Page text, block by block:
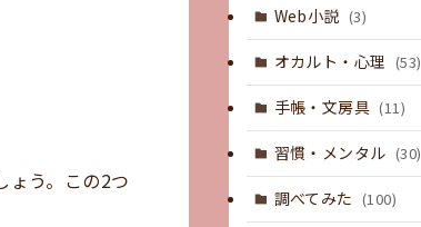
ょう。この2つ
Web小説 (3)
オカルト・心理 (53)
手帳・文房具 (11)
習慣・メンタル (30)
調べてみた (100)